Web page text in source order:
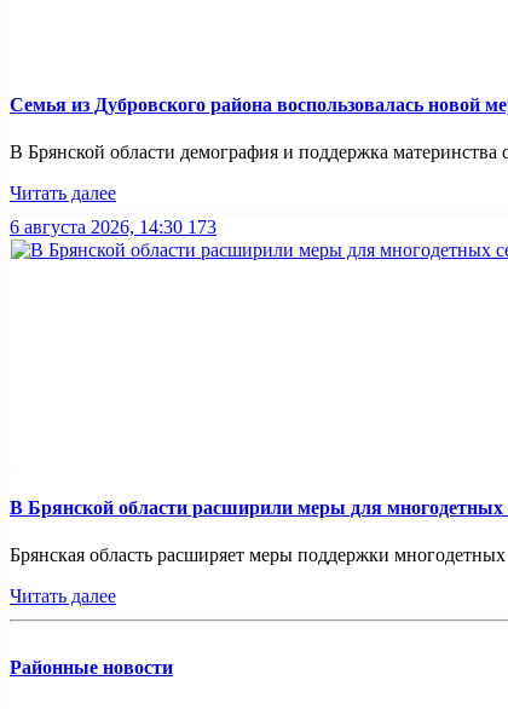
Семья из Дубровского района воспользовалась новой
В Брянской области демография и поддержка
Читать далее
6 августа 2026, 14:30 173
В Брянской области расширили меры для многодетных
Брянская область расширяет меры поддержки
Читать далее
Районные новости